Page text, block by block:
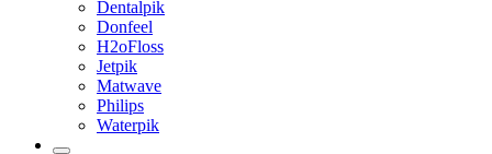
Dentalpik
Donfeel
H2oFloss
Jetpik
Matwave
Philips
Waterpik